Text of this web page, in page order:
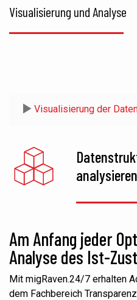
Visualisierung und Analyse
Visualisierung der
analysieren
Am Anfang jeder
Analyse des Ist-
Mit migRaven.24/7 erhalten
dem Fachbereich